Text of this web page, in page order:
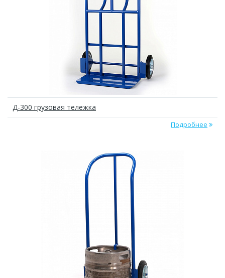
Д-300 грузовая тележка
Подробнее